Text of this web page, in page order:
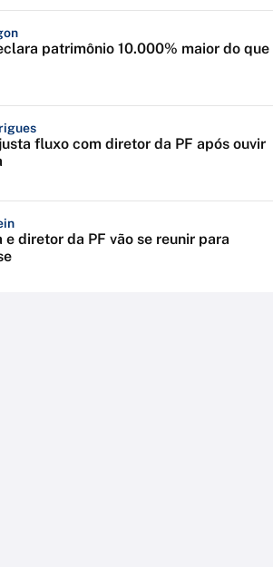
patrimônio 10.000% maior do que
fluxo com diretor da PF após ouvir
e diretor da PF vão se reunir para